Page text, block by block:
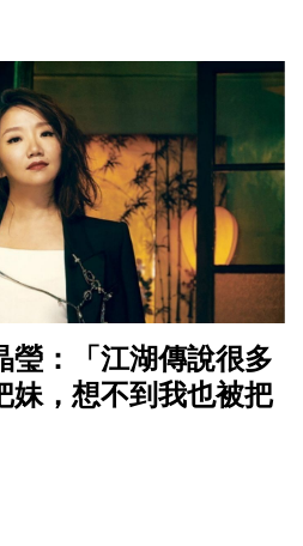
瑩：「江湖傳說很多
妹，想不到我也被把